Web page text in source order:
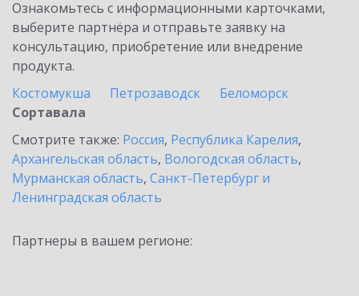
Ознакомьтесь с информационными карточками,
выберите партнёра и отправьте заявку на
консультацию, приобретение или внедрение
продукта.
Костомукша
Петрозаводск
Беломорск
Сортавала
Смотрите также: Россия, Республика Карелия,
Архангельская область, Вологодская область,
Мурманская область, Санкт-Петербург и
Ленинградская область
Партнеры в вашем регионе: